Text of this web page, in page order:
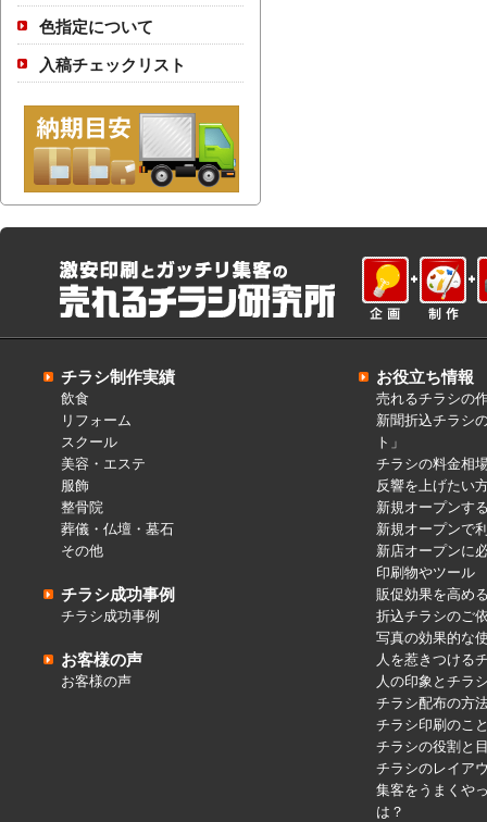
色指定について
入稿チェックリスト
チラシ制作実績
飲食
リフォーム
スクール
美容・エステ
服飾
整骨院
葬儀・仏壇・墓石
その他
チラシ成功事例
チラシ成功事例
お客様の声
お客様の声
お役立ち情報
売れるチラシの
新聞折込チラシ
ト」
チラシの料金相
反響を上げたい
新規オープンす
新規オープンで
新店オープンに
印刷物やツール
販促効果を高め
折込チラシのご
写真の効果的な
人を惹きつける
人の印象とチラ
チラシ配布の方
チラシ印刷のこ
チラシの役割と
チラシのレイア
集客をうまくや
は？